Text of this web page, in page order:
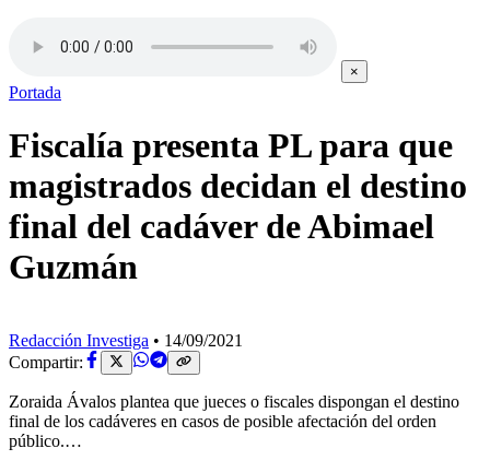
×
Portada
Fiscalía presenta PL para que
magistrados decidan el destino
final del cadáver de Abimael
Guzmán
Redacción Investiga • 14/09/2021
Compartir:
Zoraida Ávalos plantea que jueces o fiscales dispongan el destino
final de los cadáveres en casos de posible afectación del orden
público.…